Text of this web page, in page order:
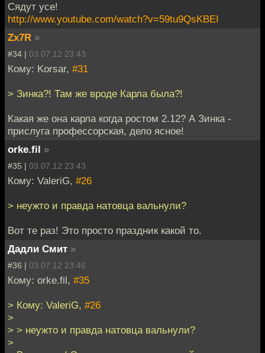
Сядут усе!
http://www.youtube.com/watch?v=59tu9QsKBEI
Zx7R »
#34 | 03.07.12 23:43
Кому: Korsar, #31
> Зинка?! Там же вроде Карла была?!
Какая же она карла когда ростом 2.12? А Зинка -
прислуга профессорская, дело ясное!
orke.fil »
#35 | 03.07.12 23:43
Кому: ValeriG, #26
> неужто и правда натовца вальнули?
Вот те раз! Это просто праздник какой то.
Дадли Смит »
#36 | 03.07.12 23:46
Кому: orke.fil, #35
> Кому: ValeriG, #26
>
> > неужто и правда натовца вальнули?
>